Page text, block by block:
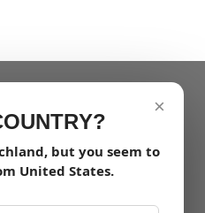
×
, but you seem to
United States.